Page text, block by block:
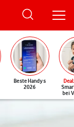
Beste Handys
2026
Deal
bei